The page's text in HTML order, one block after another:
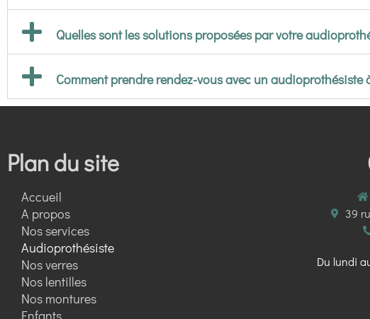
Quelles sont les solutions proposées par votre
Comment prendre rendez-vous avec un audioprothésiste
Plan du site
Accueil
A propos
Nos services
Audioprothésiste
Nos verres
Nos lentilles
Nos montures
Enfants
39
Du lundi